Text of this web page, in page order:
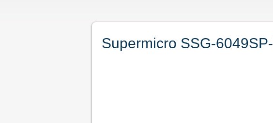
Supermicro SSG-